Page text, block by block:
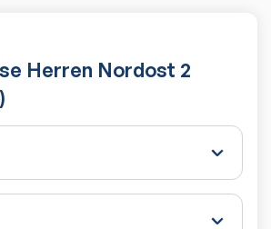
Herren Nordost 2